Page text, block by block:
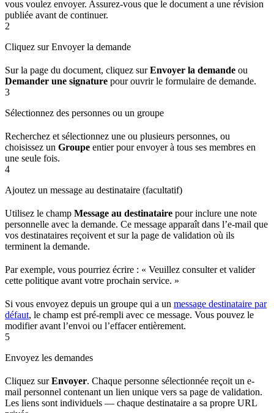
vous voulez envoyer. Assurez-vous que le document a une révision
publiée avant de continuer.
2
Cliquez sur Envoyer la demande
Sur la page du document, cliquez surEnvoyer la demande ou
Demander une signature pour ouvrir le formulaire de demande.
3
Sélectionnez des personnes ou un groupe
Recherchez et sélectionnez une ou plusieurs personnes, ou
choisissez un Groupe entier pour envoyer à tous ses membres en
une seule fois.
4
Ajoutez un message au destinataire (facultatif)
Utilisez le champ Message au destinataire pour inclure une note
personnelle avec la demande. Ce message apparaît dans l’e-mail que
vos destinataires reçoivent et sur la page de validation où ils
terminent la demande.
Par exemple, vous pourriez écrire : « Veuillez consulter et valider
cette politique avant votre prochain service. »
Si vous envoyez depuis un groupe qui a un message destinataire par
défaut, le champ est pré-rempli avec ce message. Vous pouvez le
modifier avant l’envoi ou l’effacer entièrement.
5
Envoyez les demandes
Cliquez surEnvoyer. Chaque personne sélectionnée reçoit un e-
mail personnel contenant un lien unique vers sa page de validation.
Les liens sont individuels — chaque destinataire a sa propre URL